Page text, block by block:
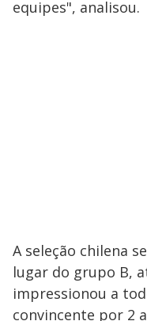
equipes", analisou.
A seleção chilena
lugar do grupo B,
impressionou a
convincente por 2